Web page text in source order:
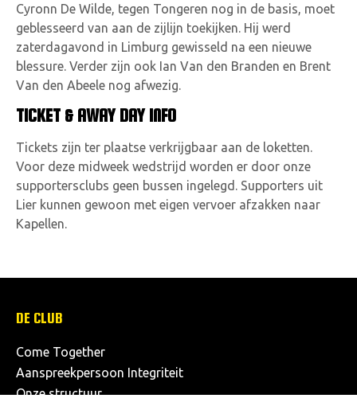
Cyronn De Wilde, tegen Tongeren nog in de basis, moet
geblesseerd van aan de zijlijn toekijken. Hij werd
zaterdagavond in Limburg gewisseld na een nieuwe
blessure. Verder zijn ook Ian Van den Branden en Brent
Van den Abeele nog afwezig.
TICKET & AWAY DAY INFO
Tickets zijn ter plaatse verkrijgbaar aan de loketten.
Voor deze midweek wedstrijd worden er door onze
supportersclubs geen bussen ingelegd. Supporters uit
Lier kunnen gewoon met eigen vervoer afzakken naar
Kapellen.
DE CLUB
Come Together
Aanspreekpersoon Integriteit
Onze structuur